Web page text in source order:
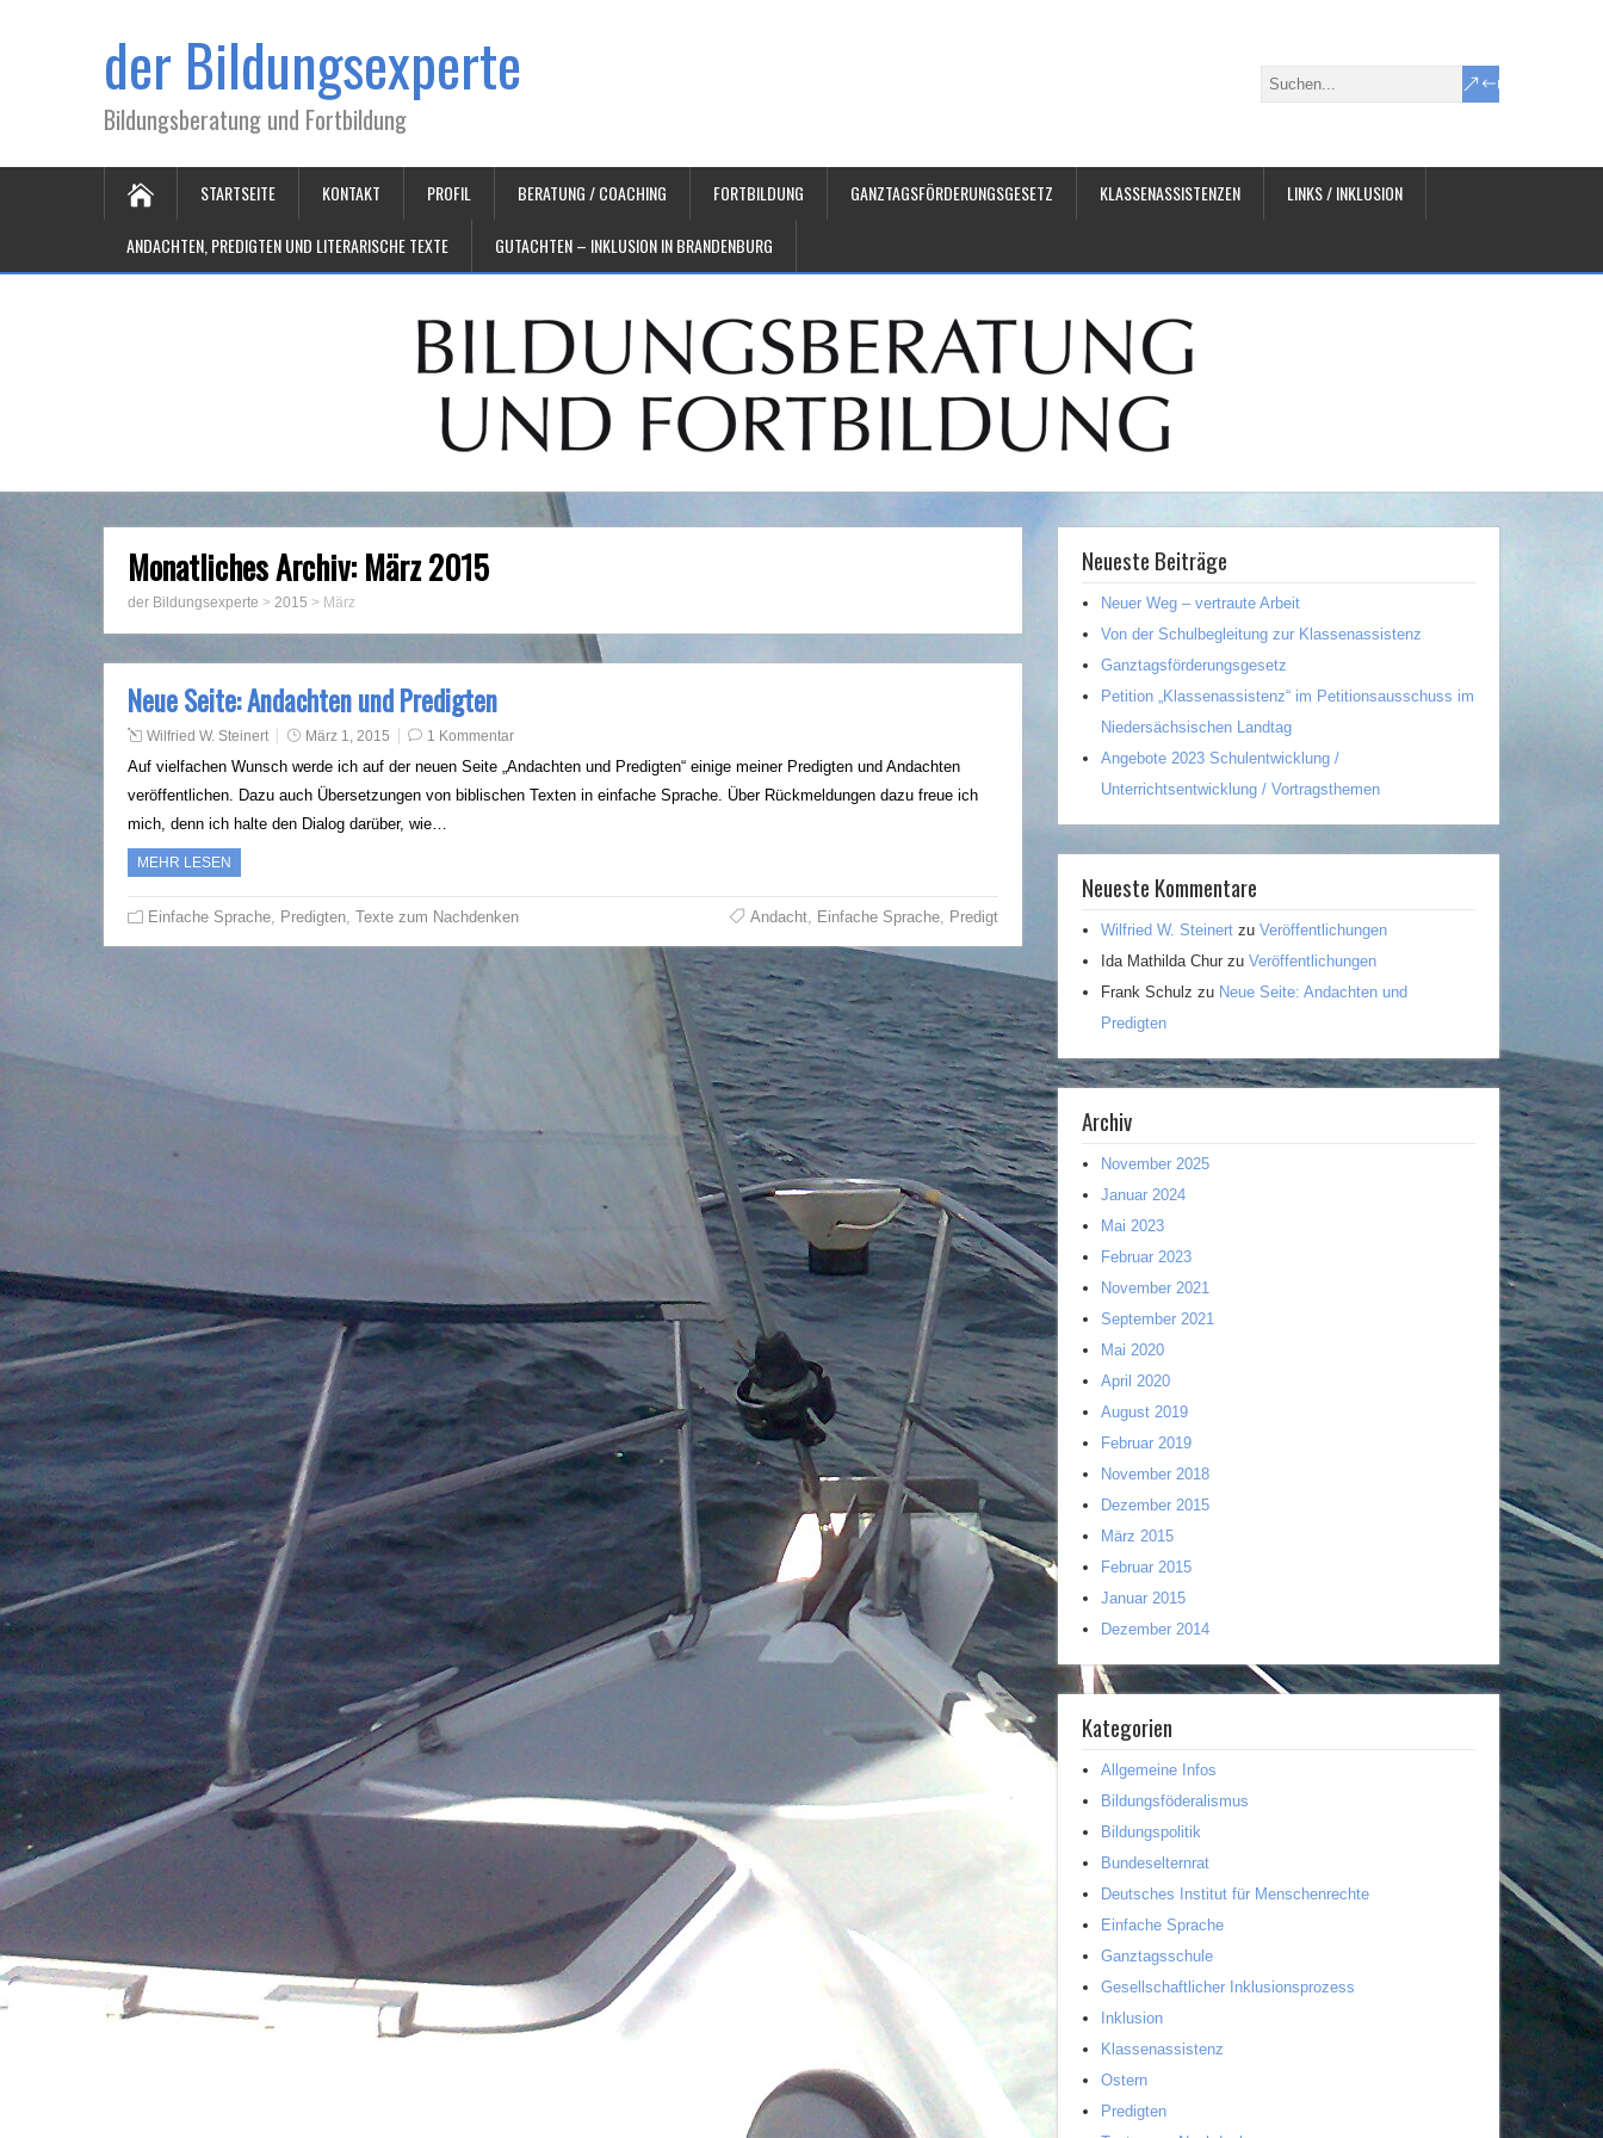
der Bildungsexperte
Bildungsberatung und Fortbildung
STARTSEITE KONTAKT PROFIL BERATUNG / COACHING FORTBILDUNG GANZTAGSFÖRDERUNGSGESETZ KLASSENASSISTENZEN LINKS / INKLUSION
ANDACHTEN, PREDIGTEN UND LITERARISCHE TEXTE GUTACHTEN – INKLUSION IN BRANDENBURG
Monatliches Archiv: März 2015
der Bildungsexperte > 2015 > März
Neue Seite: Andachten und Predigten
Wilfried W. Steinert März 1, 2015 1 Kommentar
Auf vielfachen Wunsch werde ich auf der neuen Seite „Andachten und Predigten“ einige meiner Predigten und Andachten
veröffentlichen. Dazu auch Übersetzungen von biblischen Texten in einfache Sprache. Über Rückmeldungen dazu freue ich
mich, denn ich halte den Dialog darüber, wie…
MEHR LESEN
Einfache Sprache, Predigten, Texte zum Nachdenken Andacht, Einfache Sprache, Predigt
Neueste Beiträge
Neuer Weg – vertraute Arbeit
Von der Schulbegleitung zur Klassenassistenz
Ganztagsförderungsgesetz
Petition „Klassenassistenz“ im Petitionsausschuss im
Niedersächsischen Landtag
Angebote 2023 Schulentwicklung /
Unterrichtsentwicklung / Vortragsthemen
Neueste Kommentare
Wilfried W. Steinert zu Veröffentlichungen
Ida Mathilda Chur zu Veröffentlichungen
Frank Schulz zu Neue Seite: Andachten und
Predigten
Archiv
November 2025
Januar 2024
Mai 2023
Februar 2023
November 2021
September 2021
Mai 2020
April 2020
August 2019
Februar 2019
November 2018
Dezember 2015
März 2015
Februar 2015
Januar 2015
Dezember 2014
Kategorien
Allgemeine Infos
Bildungsföderalismus
Bildungspolitik
Bundeselternrat
Deutsches Institut für Menschenrechte
Einfache Sprache
Ganztagsschule
Gesellschaftlicher Inklusionsprozess
Inklusion
Klassenassistenz
Ostern
Predigten